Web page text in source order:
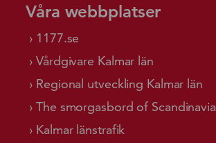
Våra webbplatser
1177.se
Vårdgivare Kalmar län
Regional utveckling Kalmar län
The smorgasbord of Scandinavia
Kalmar länstrafik